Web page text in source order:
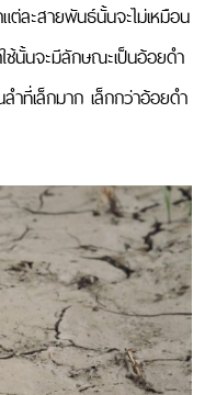
ต่ละสายพันธ์นั้นจะไม่เหมือน
ช้นั้นจะมีลักษณะเป็นอ้อยดำ
ำที่เล็กมาก เล็กกว่าอ้อยดำ